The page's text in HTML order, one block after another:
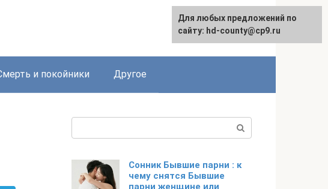
и покойники Другое
Сонник Бывшие парни : к
чему снятся Бывшие
парни женщине или
Для любых предложений по
сайту: hd-county@cp9.ru